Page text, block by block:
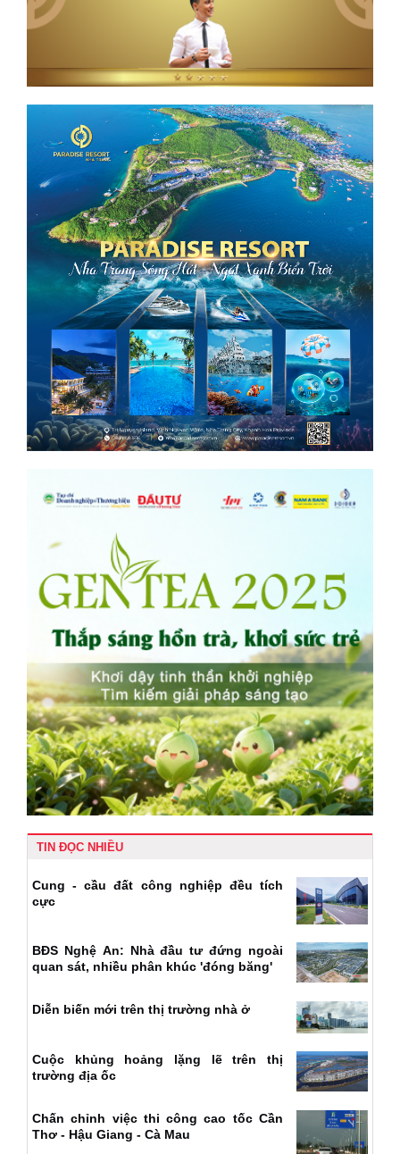
TIN ĐỌC NHIỀU
Cung - cầu đất công nghiệp đều tích
cực
BĐS Nghệ An: Nhà đầu tư đứng ngoài
quan sát, nhiều phân khúc 'đóng băng'
Diễn biến mới trên thị trường nhà ở
Cuộc khủng hoảng lặng lẽ trên thị
trường địa ốc
Chấn chỉnh việc thi công cao tốc Cần
Thơ - Hậu Giang - Cà Mau